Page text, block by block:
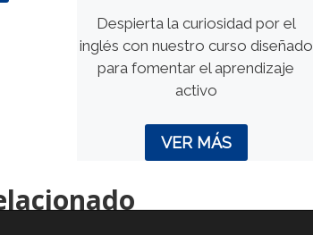
Despierta la curiosidad por el
inglés con nuestro curso diseñado
para fomentar el aprendizaje
activo
VER MÁS